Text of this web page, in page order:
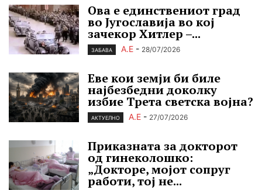
Ова е единствениот град
во Југославија во кој
зачекор Хитлер –...
ЗАБАВА А.Е - 28/07/2026
Еве кои земји би биле
најбезбедни доколку
избие Трета светска војна?
АКТУЕЛНО А.Е - 27/07/2026
Приказната за докторот
од гинеколошко:
„Докторе, мојот сопруг
работи, тој не...